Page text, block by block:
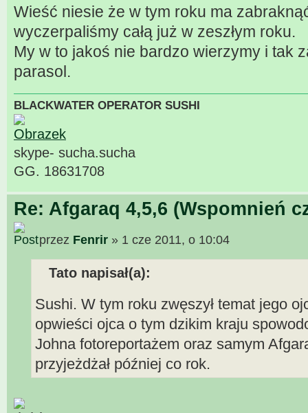
Wieść niesie że w tym roku ma
wyczerpaliśmy całą już w zeszłym roku.
My w to jakoś nie bardzo wierzymy i tak
parasol.
BLACKWATER OPERATOR SUSHI
skype- sucha.sucha
GG. 18631708
Re: Afgaraq 4,5,6 (Wspomnień
przez Fenrir » 1 cze 2011, o 10:04
Tato napisał(a):
Sushi. W tym roku zwęszył temat jego
opwieści ojca o tym dzikim kraju
Johna fotoreportażem oraz samym
przyjeżdżał później co rok.